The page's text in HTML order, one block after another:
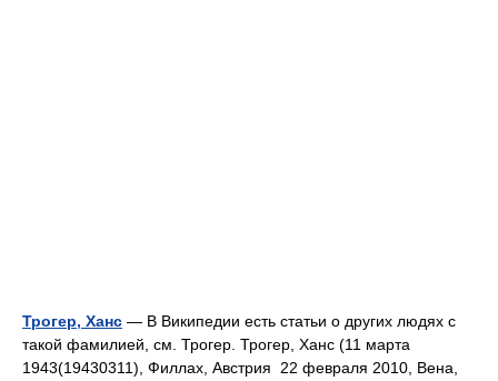
Трогер, Ханс — В Википедии есть статьи о других людях с
такой фамилией, см. Трогер. Трогер, Ханс (11 марта
1943(19430311), Филлах, Австрия 22 февраля 2010, Вена,